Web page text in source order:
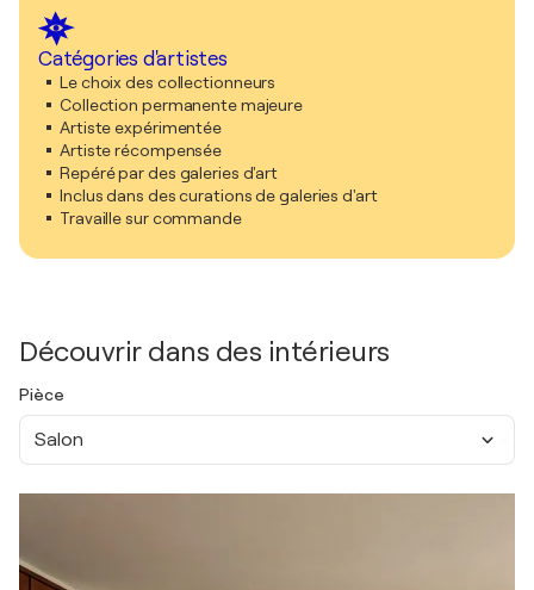
Catégories d'artistes
Le choix des collectionneurs
Collection permanente majeure
Artiste expérimentée
Artiste récompensée
Repéré par des galeries d'art
Inclus dans des curations de galeries d'art
Travaille sur commande
Découvrir dans des intérieurs
Pièce
Salon